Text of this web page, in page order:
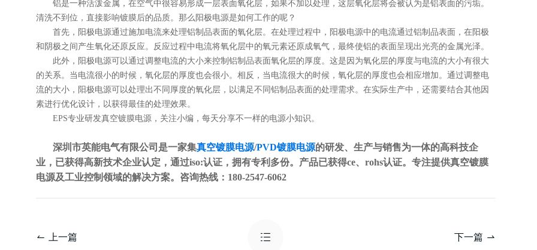
铝是一种活泼金属，在空气中很容易形成一层表面氧化层，如果不加以处理，这层氧化层将会被认为是铝表面的污垢。
清洗不到位，直接影响镀膜后的品质。那么阳极电源是如何工作的呢？
首先，阳极电源通过施加电流来处理铝制品表面的氧化层。在处理过程中，阳极电源中的电流通过铝制品表面，在阳极
和阴极之间产生氧化还原反应。反应过程中电流将氧化层中的氧元素还原成氧气，最终使铝的表面呈现出光亮的金属光泽。
此外，阳极电源可以通过调整电流的大小来控制铝制品表面氧化层的厚度。这是因为氧化层的厚度与电流的大小有很大
的关系。当电流很小的时候，氧化层的厚度也会很小。相反，当电流很大的时候，氧化层的厚度也会相应增加。通过调整电
流的大小，阳极电源可以处理出不同厚度的氧化层，以满足不同铝制品表面的处理需求。在实际生产中，还需要结合其他因
素进行优化设计，以获得最佳的处理效果。
EPS专业研发真空镀膜电源，关注小编，每天分享不一样的电源小知识。
深圳市英能电气有限公司是一家集真空镀膜电源/PVD镀膜电源的研发、生产与销售为一体的高科技企
业，已获得高新技术企业认定，通过iso:认证，拥有专利多份。产品已获得ce、rohs认证。专注提供真空镀膜
电源及工业控制领域的解决方案。咨询热线：180-2547-6062
上一篇 下一篇